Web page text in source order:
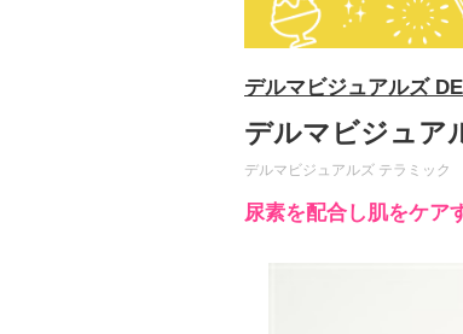
デルマビジュアルズ
デルマビジュア
デルマビジュアルズ テラミック
尿素を配合し肌をケア